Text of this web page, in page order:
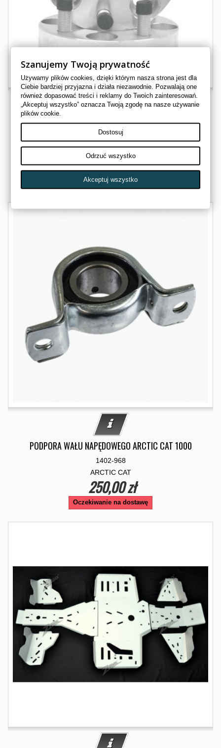
DYSTANS 4/156 POLARIS RANGER RZR 1" M12x1.50
02220406
HIGH LIFTER
513,00 zł
W zewnętrznym magazynie
PODPORA WAŁU NAPĘDOWEGO ARCTIC CAT 1000
1402-968
ARCTIC CAT
250,00 zł
Oczekiwanie na dostawę
Szanujemy Twoją prywatność
Używamy plików cookies, dzięki którym nasza strona jest dla
Ciebie bardziej przyjazna i działa niezawodnie. Pozwalają one
również dopasować treści i reklamy do Twoich zainteresowań.
„Akceptuj wszystko” oznacza Twoją zgodę na nasze używanie
plików cookie.
Dostosuj
Odrzuć wszystko
Akceptuj wszystko